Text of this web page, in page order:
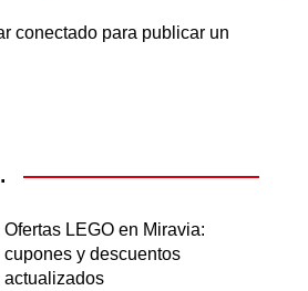
conectadopara publicar un
Ofertas LEGO en Miravia:
cupones y descuentos
actualizados